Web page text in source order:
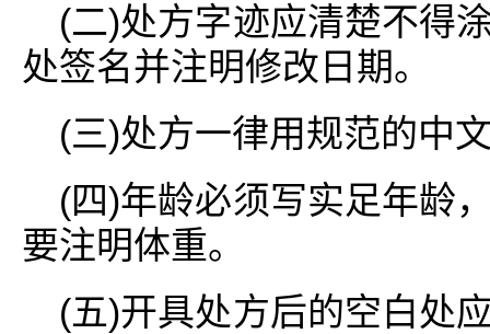
(二)处方字迹应清楚不得
处签名并注明修改日期。
(三)处方一律用规范的中
(四)年龄必须写实足年龄
要注明体重。
(五)开具处方后的空白处